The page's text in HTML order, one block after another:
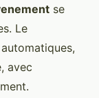
se
Le
avec